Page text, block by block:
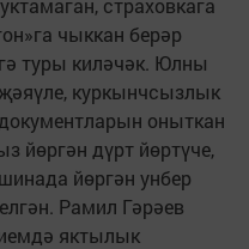
страховкага
чыккан берәр
туры киләчәк. Юлны
куркынчсызлык
оныткан
йөргән дүрт йөртүче,
йөргән унбер
Рамил Гәрәев
яктылык